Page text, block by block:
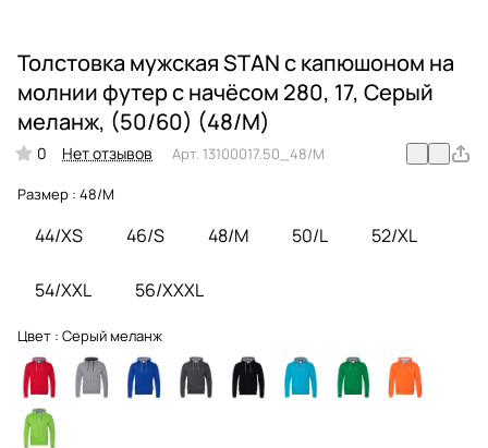
Толстовка мужская STAN с капюшоном на
молнии футер с начёсом 280, 17, Серый
меланж, (50/60) (48/M)
0 Нет отзывов Арт. 13100017.50_48/M
Размер : 48/M
44/XS 46/S 48/M 50/L 52/XL
54/XXL 56/XXXL
Цвет : Серый меланж